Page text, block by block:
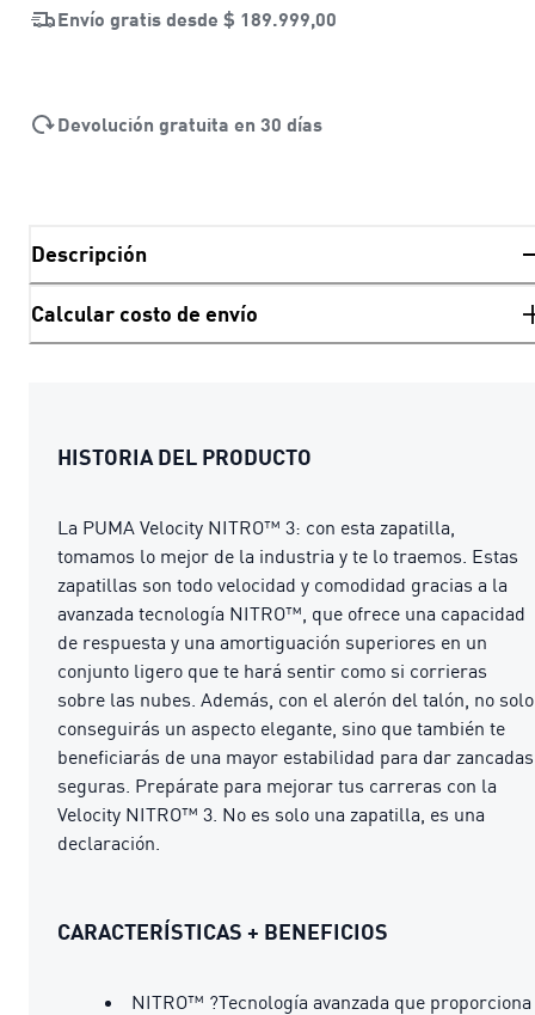
Envío gratis desde $ 189.999,00
Devolución gratuita en 30 días
Descripción
Calcular costo de envío
HISTORIA DEL PRODUCTO
La PUMA Velocity NITRO™ 3: con esta zapatilla,
tomamos lo mejor de la industria y te lo traemos. Estas
zapatillas son todo velocidad y comodidad gracias a la
avanzada tecnología NITRO™, que ofrece una capacidad
de respuesta y una amortiguación superiores en un
conjunto ligero que te hará sentir como si corrieras
sobre las nubes. Además, con el alerón del talón, no solo
conseguirás un aspecto elegante, sino que también te
beneficiarás de una mayor estabilidad para dar zancadas
seguras. Prepárate para mejorar tus carreras con la
Velocity NITRO™ 3. No es solo una zapatilla, es una
declaración.
CARACTERÍSTICAS + BENEFICIOS
NITRO™ ?Tecnología avanzada que proporciona